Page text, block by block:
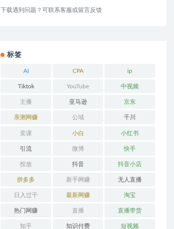
下载遇到问题？可联系客服或留言反馈
标签
AI CPA ip
Tiktok YouTube 中视频
主播 亚马逊 京东
亲测网赚 公域 千川
卖课 小白 小红书
引流 微博 快手
投放 抖音 抖音小店
拼多多 新手网赚 无人直播
日入过千 最新网赚 淘宝
热门网赚 直播 直播带货
知乎 知识付费 短视频